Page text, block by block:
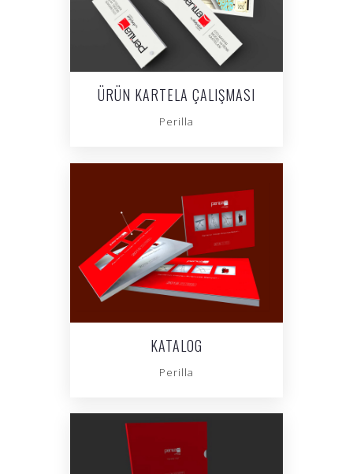
ÜRÜN KARTELA ÇALIŞMASI
Perilla
KATALOG
Perilla